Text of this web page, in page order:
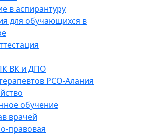
в аспирантуру
для обучающихся в
ВК и ДПО
РСО-Алания
обучение
врачей
правовая